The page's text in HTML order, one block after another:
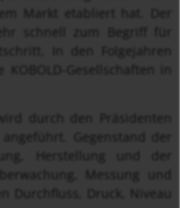
Markt etabliert hat. Der
schnell zum Begriff für
In den Folgejahren
Gesellschaften in
durch den Präsidenten
Gegenstand der
Herstellung und der
Messung und
Durchfluss, Druck, Niveau